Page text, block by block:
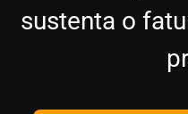
sustenta o